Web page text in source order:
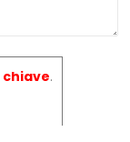
chiave.